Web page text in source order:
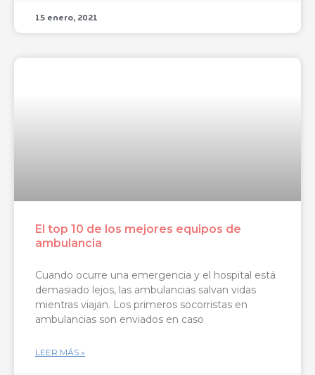
15 enero, 2021
El top 10 de los mejores equipos de
ambulancia
Cuando ocurre una emergencia y el hospital está
demasiado lejos, las ambulancias salvan vidas
mientras viajan. Los primeros socorristas en
ambulancias son enviados en caso
LEER MÁS »